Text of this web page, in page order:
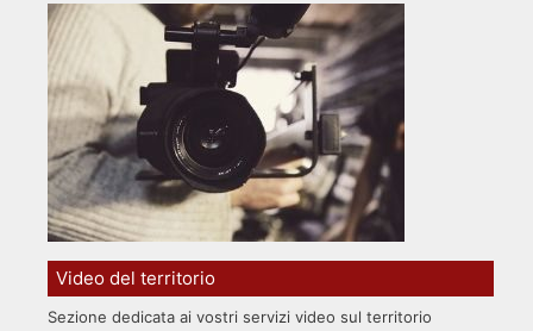
Video del territorio
Sezione dedicata ai vostri servizi video sul territorio